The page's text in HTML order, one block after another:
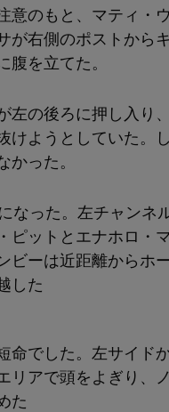
意のもと、マティ・
が右側のポストから
を立てた。
左の後ろに押し入り
けようとしていた。
った。
なった。左チャンネ
ピットとエナホロ・
ビーは近距離からホ
した
命でした。左サイド
リアで頭をよぎり、
た